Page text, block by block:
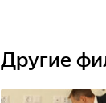
Другие